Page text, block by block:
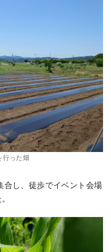
行った畑
し、徒歩でイベント会場